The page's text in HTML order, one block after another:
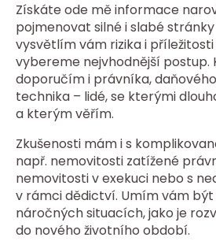
Získáte ode mě informace
pojmenovat silné i slabé
vysvětlím vám rizika i
vybereme nejvhodnější postup.
doporučím i právníka,
technika – lidé, se kterými
a kterým věřím.
Zkušenosti mám i s
např. nemovitosti zatížené
nemovitosti v exekuci nebo s
v rámci dědictví. Umím vám být
náročných situacích, jako je
do nového životního období.